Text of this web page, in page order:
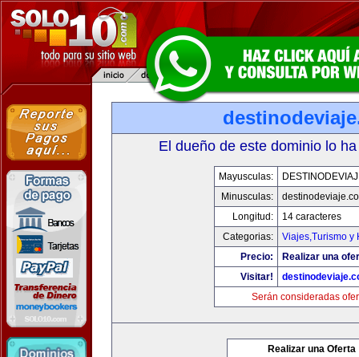
El dueño de este dominio lo
Mayusculas:
Minusculas:
Longitud:
14 caracteres
Categorias:
Viajes,Turismo y
Precio:
Realizar una
Visitar!
Serán consideradas
Realizar una Oferta